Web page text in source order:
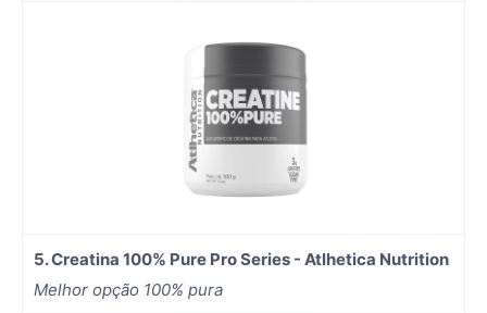
5. Creatina 100% Pure Pro Series - Atlhetica Nutrition
Melhor opção 100% pura